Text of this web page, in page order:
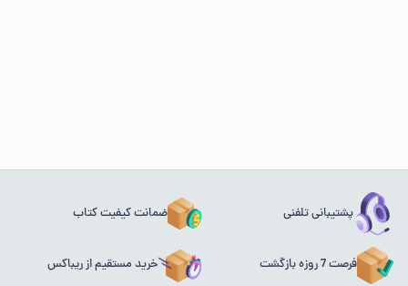
پشتیبانی تلفنی ضمانت کیفیت کتاب
فرصت 7 روزه بازگشت خرید مستقیم از ریباکس